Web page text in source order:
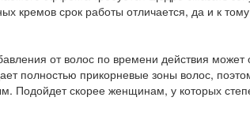
кремов срок работы отличается, да и к
от волос по времени действия может
полностью прикорневые зоны волос,
Подойдет скорее женщинам, у которых